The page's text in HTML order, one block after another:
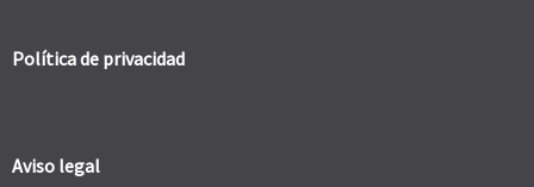
Política de privacidad
Aviso legal